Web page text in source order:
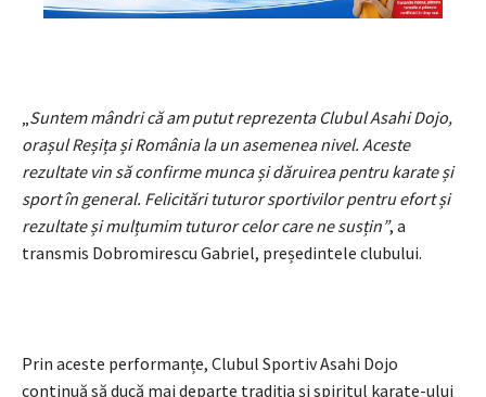
Suntem mândri că am putut reprezenta Clubul Asahi Dojo,
orașul Reșița și România la un asemenea nivel. Aceste
rezultate vin să confirme munca și dăruirea pentru karate și
sport în general. Felicitări tuturor sportivilor pentru efort și
rezultate și mulțumim tuturor celor care ne susțin”, a
transmis Dobromirescu Gabriel, președintele clubului.
Prin aceste performanțe, Clubul Sportiv Asahi Dojo
continuă să ducă mai departe tradiția și spiritul karate-ului